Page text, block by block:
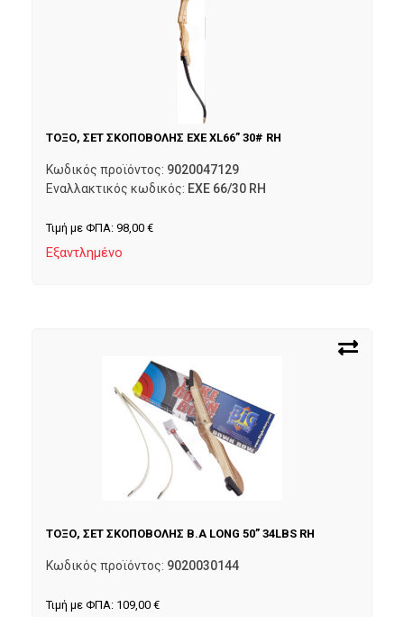
ΤΟΞΟ, ΣΕΤ ΣΚΟΠΟΒΟΛΗΣ EXE XL66” 30# RH
Κωδικός προϊόντος: 9020047129
Εναλλακτικός κωδικός: EXE 66/30 RH
Τιμή με ΦΠΑ: 98,00 €
Εξαντλημένο
ΤΟΞΟ, ΣΕΤ ΣΚΟΠΟΒΟΛΗΣ B.A LONG 50” 34LBS RH
Κωδικός προϊόντος: 9020030144
Τιμή με ΦΠΑ: 109,00 €